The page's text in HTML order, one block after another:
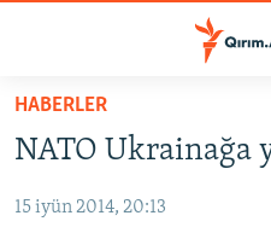
Esas
qaytmaq
navigatsiyağa
İQTİSADİYAT
HABERLER
NATO Ukrainağa
15 iyün 2014, 20:13